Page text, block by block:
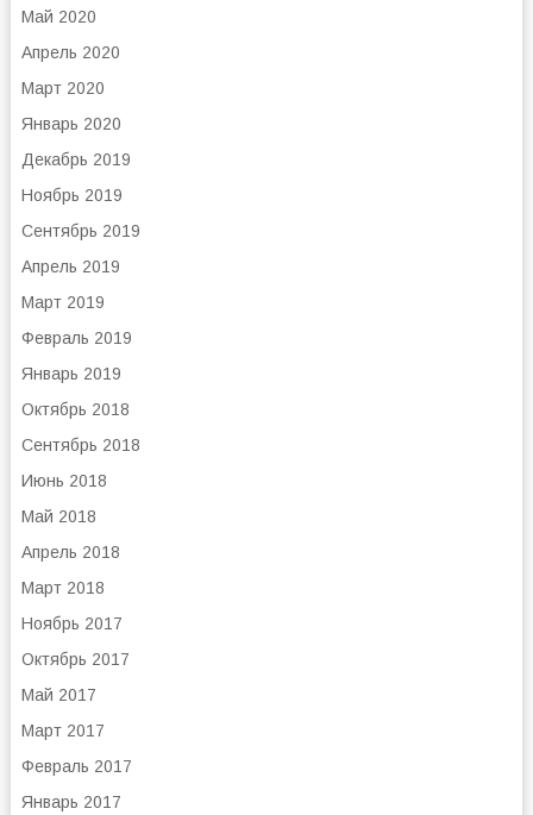
Май 2020
Апрель 2020
Март 2020
Январь 2020
Декабрь 2019
Ноябрь 2019
Сентябрь 2019
Апрель 2019
Март 2019
Февраль 2019
Январь 2019
Октябрь 2018
Сентябрь 2018
Июнь 2018
Май 2018
Апрель 2018
Март 2018
Ноябрь 2017
Октябрь 2017
Май 2017
Март 2017
Февраль 2017
Январь 2017